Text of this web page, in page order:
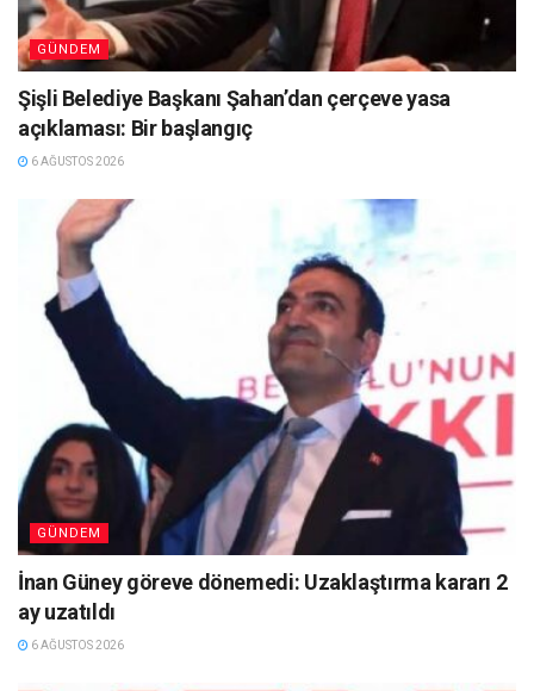
GÜNDEM
Şişli Belediye Başkanı Şahan’dan çerçeve yasa
açıklaması: Bir başlangıç
6 AĞUSTOS 2026
GÜNDEM
İnan Güney göreve dönemedi: Uzaklaştırma kararı 2
ay uzatıldı
6 AĞUSTOS 2026